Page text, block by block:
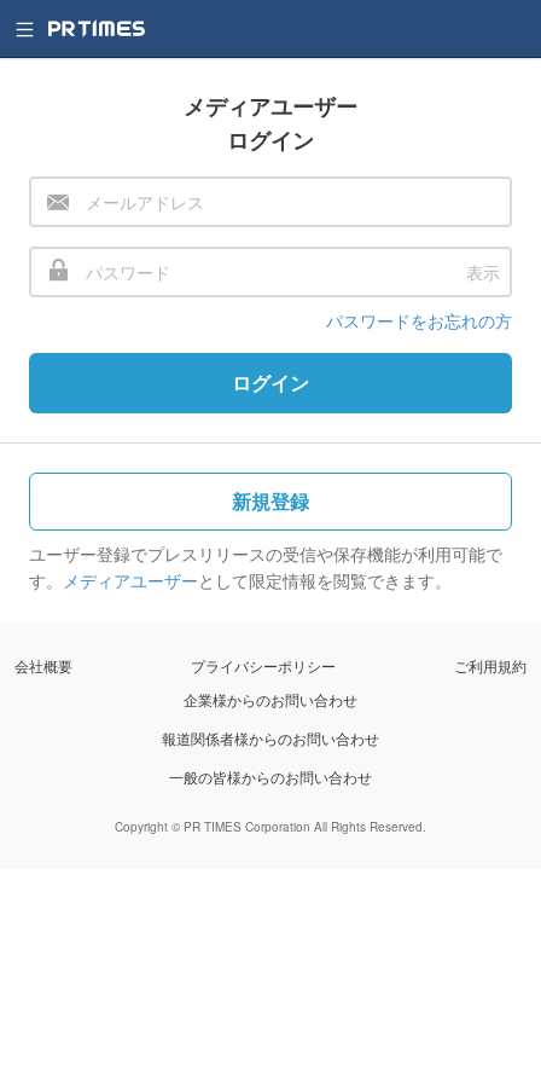
メディアユーザー
ログイン
表示
パスワードをお忘れの方
ログイン
新規登録
ユーザー登録でプレスリリースの受信や保存機能が利用可能で
す。 メディアユーザーとして限定情報を閲覧できます。
会社概要 プライバシーポリシー
ご利用規約
企業様からのお問い合わせ
報道関係者様からのお問い合わせ
一般の皆様からのお問い合わせ
Copyright © PR TIMES Corporation All Rights Reserved.